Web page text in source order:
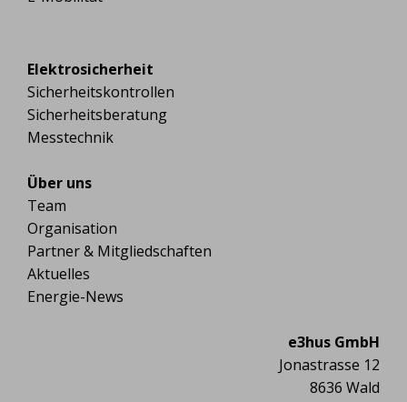
Elektrosicherheit
Sicherheitskontrollen
Sicherheitsberatung
Messtechnik
Über uns
Team
Organisation
Partner & Mitgliedschaften
Aktuelles
Energie-News
e3hus GmbH
Jonastrasse 12
8636 Wald